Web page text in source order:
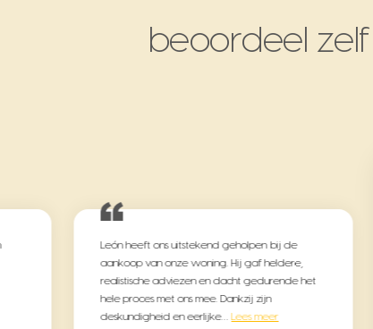
beoordeel
León heeft ons uitstekend geholpen bij de
aankoop van onze woning. Hij gaf heldere,
realistische adviezen en dacht gedurende het
hele proces met ons mee. Dankzij zijn
deskundigheid en eerlijke… Lees meer